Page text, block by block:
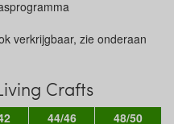
verkrijgbaar, zie onderaan
Crafts
44/46
48/50